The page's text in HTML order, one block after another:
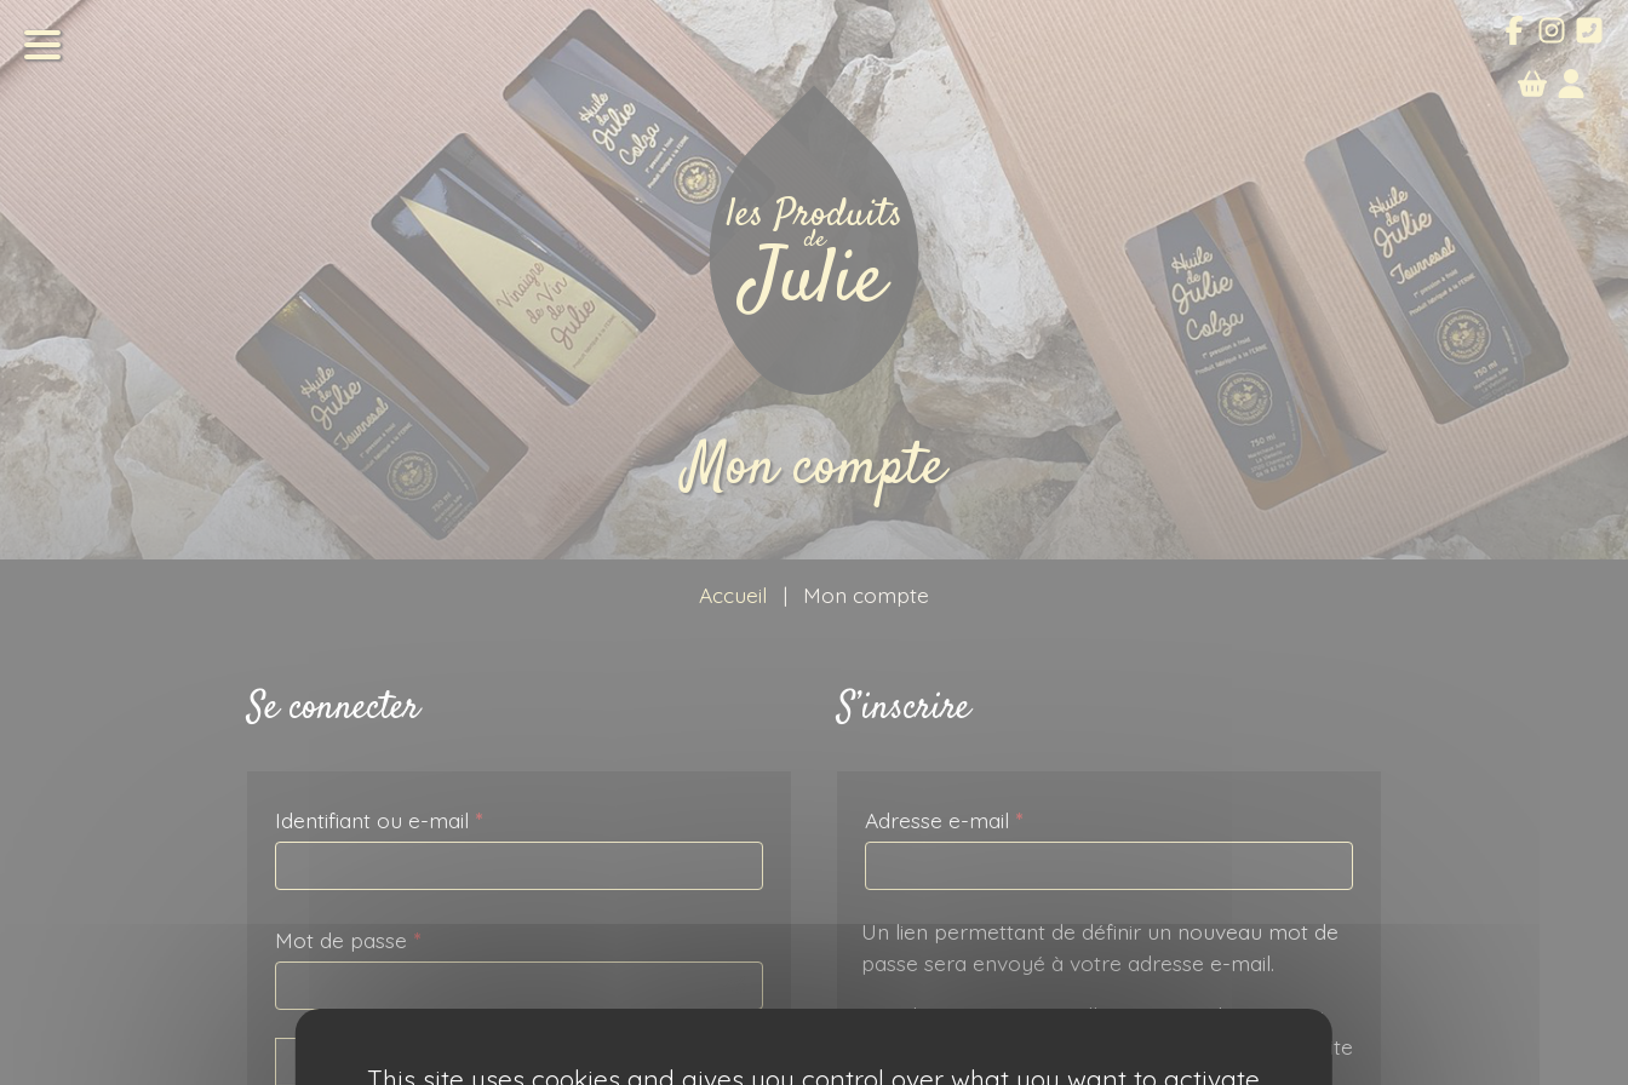
les Produits
de
Julie
Notre exploitation
Commander
Idées recette
les Produits
de
Julie
Mon compte
Accueil | Mon compte
Se connecter
Identifiant ou e-mail *Obligatoire
Mot de passe *Obligatoire
S’inscrire
Adresse e-mail *Obligatoire
Un lien permettant de définir un nouveau mot de
passe sera envoyé à votre adresse e-mail.
Vos données personnelles seront utilisées pour
vous accompagner au cours de votre visite du site
web, gérer l’accès à votre compte, et pour